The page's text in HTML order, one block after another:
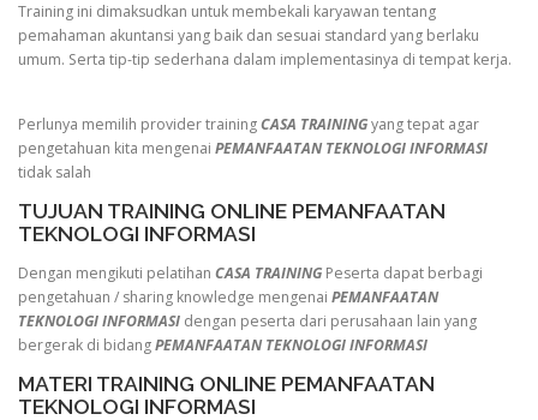
Training ini dimaksudkan untuk membekali karyawan tentang
pemahaman akuntansi yang baik dan sesuai standard yang berlaku
umum. Serta tip-tip sederhana dalam implementasinya di tempat kerja.
Perlunya memilih provider trainingCASA TRAININGyang tepat agar
pengetahuan kita mengenai PEMANFAATAN TEKNOLOGI INFORMASI
tidak salah
TUJUAN TRAINING ONLINE PEMANFAATAN
TEKNOLOGI INFORMASI
Dengan mengikuti pelatihan CASA TRAINING Peserta dapat berbagi
pengetahuan / sharing knowledge mengenai PEMANFAATAN
TEKNOLOGI INFORMASI dengan peserta dari perusahaan lain yang
bergerak di bidangPEMANFAATAN TEKNOLOGI INFORMASI
MATERI TRAINING ONLINE PEMANFAATAN
TEKNOLOGI INFORMASI